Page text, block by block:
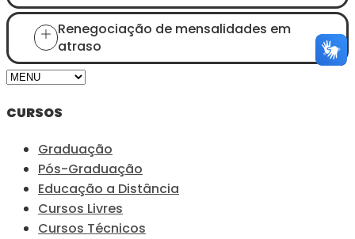
Renegociação de mensalidades em
atraso
CURSOS
Graduação
Pós-Graduação
Educação a Distância
Cursos Livres
Cursos Técnicos